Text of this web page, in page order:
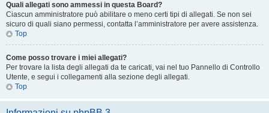
Quali allegati sono ammessi in questa Board?
Ciascun amministratore può abilitare o meno certi tipi di allegati. Se non sei
sicuro di quali siano permessi, contatta l’amministratore per avere assistenza.
Top
Come posso trovare i miei allegati?
Per trovare la lista degli allegati da te caricati, vai nel tuo Pannello di Controllo
Utente, e segui i collegamenti alla sezione degli allegati.
Top